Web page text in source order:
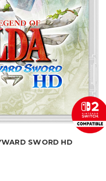
SWORD HD